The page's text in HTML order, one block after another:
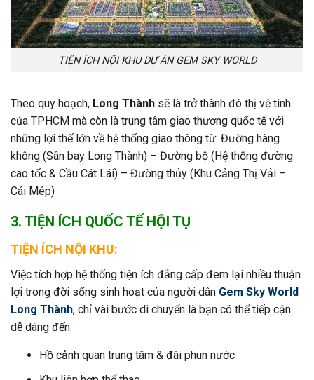
TIỆN ÍCH NỘI KHU DỰ ÁN GEM SKY WORLD
Theo quy hoạch, Long Thành sẽ là trở thành đô thị vệ tinh
của TPHCM mà còn là trung tâm giao thương quốc tế với
những lợi thế lớn về hệ thống giao thông từ: Đường hàng
không (Sân bay Long Thành) – Đường bộ (Hệ thống đường
cao tốc & Cầu Cát Lái) – Đường thủy (Khu Cảng Thị Vải –
Cái Mép)
3. TIỆN ÍCH QUỐC TẾ HỘI TỤ
TIỆN ÍCH NỘI KHU:
Việc tích hợp hệ thống tiện ích đẳng cấp đem lại nhiều thuận
lợi trong đời sống sinh hoạt của người dân Gem Sky World
Long Thành, chỉ vài bước di chuyển là bạn có thể tiếp cận
dễ dàng đến:
Hồ cảnh quan trung tâm & đài phun nước